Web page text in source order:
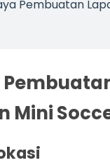
Pembuatan
Mini